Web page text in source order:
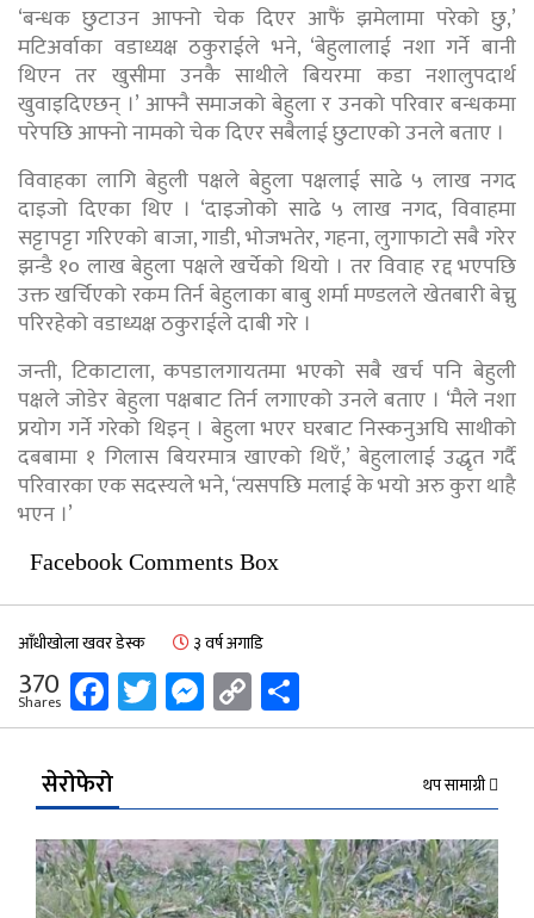
‘बन्धक छुटाउन आफ्नो चेक दिएर आफैं झमेलामा परेको छु,’
मटिअर्वाका वडाध्यक्ष ठकुराईले भने, ‘बेहुलालाई नशा गर्ने बानी
थिएन तर खुसीमा उनकै साथीले बियरमा कडा नशालुपदार्थ
खुवाइदिएछन् ।’ आफ्नै समाजको बेहुला र उनको परिवार बन्धकमा
परेपछि आफ्नो नामको चेक दिएर सबैलाई छुटाएको उनले बताए ।
विवाहका लागि बेहुली पक्षले बेहुला पक्षलाई साढे ५ लाख नगद
दाइजो दिएका थिए । ‘दाइजोको साढे ५ लाख नगद, विवाहमा
सट्टापट्टा गरिएको बाजा, गाडी, भोजभतेर, गहना, लुगाफाटो सबै गरेर
झन्डै १० लाख बेहुला पक्षले खर्चेको थियो । तर विवाह रद्द भएपछि
उक्त खर्चिएको रकम तिर्न बेहुलाका बाबु शर्मा मण्डलले खेतबारी बेच्नु
परिरहेको वडाध्यक्ष ठकुराईले दाबी गरे ।
जन्ती, टिकाटाला, कपडालगायतमा भएको सबै खर्च पनि बेहुली
पक्षले जोडेर बेहुला पक्षबाट तिर्न लगाएको उनले बताए । ‘मैले नशा
प्रयोग गर्ने गरेको थिइन् । बेहुला भएर घरबाट निस्कनुअघि साथीको
दबबामा १ गिलास बियरमात्र खाएको थिएँ,’ बेहुलालाई उद्धृत गर्दै
परिवारका एक सदस्यले भने, ‘त्यसपछि मलाई के भयो अरु कुरा थाहै
भएन ।’
Facebook Comments Box
आँधीखोला खवर डेस्क ३ वर्ष अगाडि
370
Shares Facebook
Twitter
Messenger
Copy
Link
सेरोफेरो थप सामाग्री